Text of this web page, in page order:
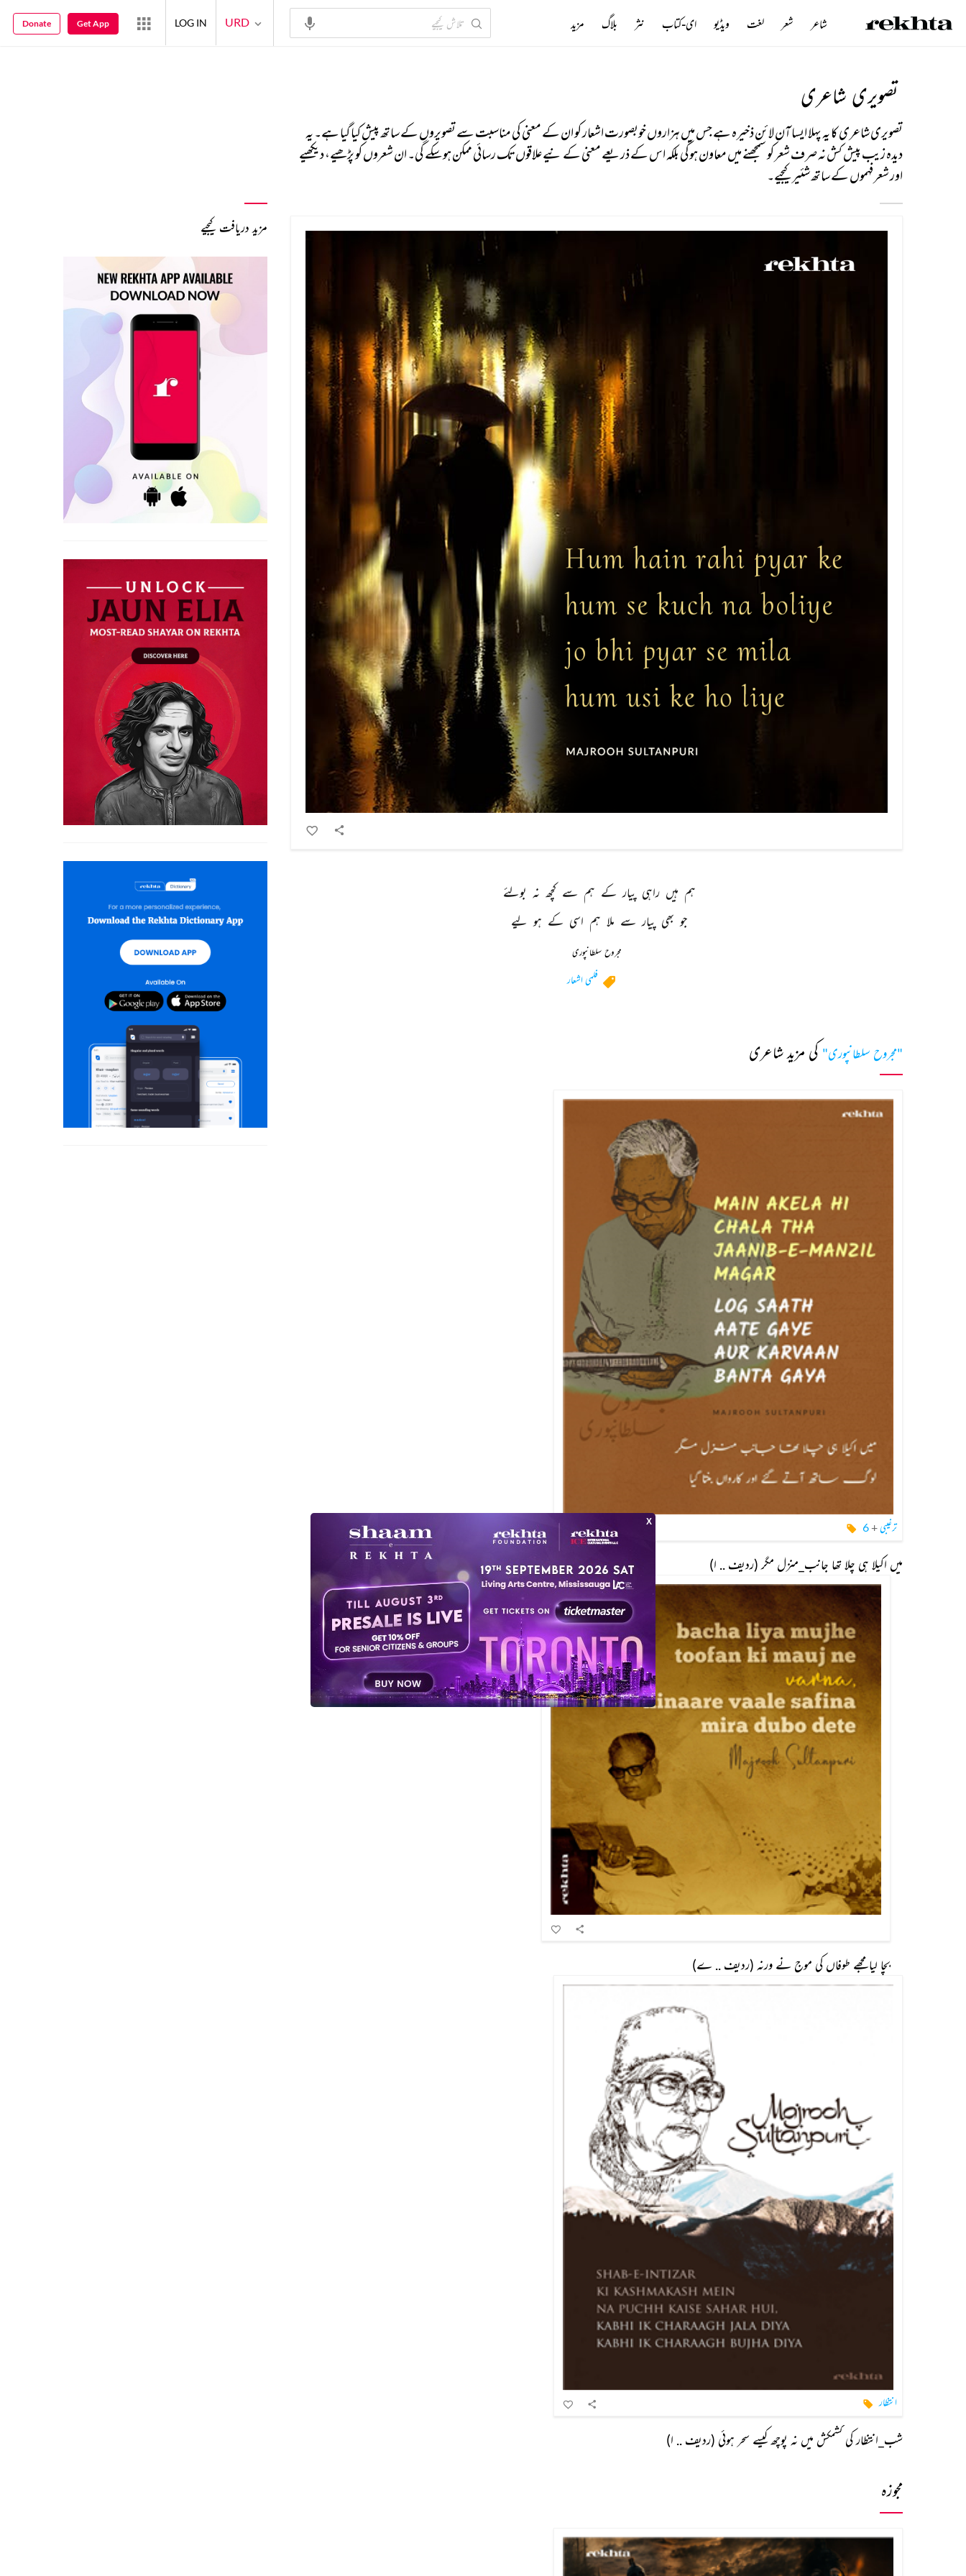
تصویری شاعری
تصویری شاعری کا یہ پہلا ایسا آن لائن ذخیرہ ہے جس میں ہزاروں خوبصورت اشعار کو ان کے معنی کی مناسبت سے تصویروں کے ساتھ پیش کیا گیا ہے۔ یہ
دیدہ زیب پیش کش نہ صرف شعر کو سمجھنے میں معاون ہوگی بلکہ اس کے ذریعے معنی کے نیےعلاقوں تک رسائی ممکن ہو سکے گی۔ ان شعروں کو پڑھیے، دیکھیے
اور شعر فہموں کے ساتھ شئیر کیجیے۔
ہم ہیں راہی پیار کے ہم سے کچھ نہ بولئے
جو بھی پیار سے ملا ہم اسی کے ہو لیے
مجروح سلطانپوری
فلمی اشعار
"مجروح سلطانپوری" کی مزید شاعری
ترغیبی+
6
میں اکیلا ہی چلا تھا جانب_منزل مگر (ردیف .. ا)
بچا لیا مجھے طوفاں کی موج نے ورنہ (ردیف .. ے)
انتظار
شب_انتظار کی کشمکش میں نہ پوچھ کیسے سحر ہوئی (ردیف .. ا)
مجوزہ
مزید دریافت کیجیے
شاعر شعر لغت ویڈیو ای-کتاب نثر بلاگ مزید URD
LOG IN
Get App
Donate